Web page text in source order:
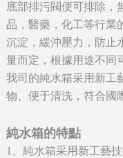
底部排污閥便可排除，
品，醫藥，化工等行業
沉淀，緩沖壓力，防止
量而定，根據用途不同
我司的純水箱采用新工
物、便于清洗，符合國
純水箱的特點
1、純水箱采用新工藝